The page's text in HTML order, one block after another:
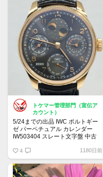
トケマー管理部門（宣伝ア
カウント）
5/24までの出品 IWC ポルトギー
ゼ パーペチュアル カレンダー
IW503404 スレート文字盤 中古
販売価格:2,580,000円（2023年5
月15日13時10分現在）
4 1180日前